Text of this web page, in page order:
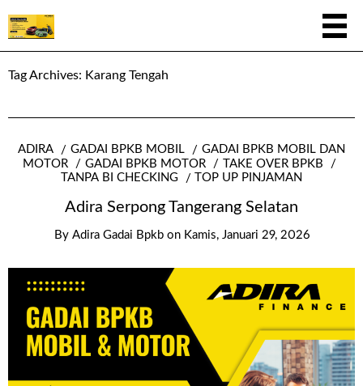
Tag Archives: Karang Tengah
ADIRA GADAI BPKB MOBIL
GADAI BPKB MOBIL DAN
MOTOR
GADAI BPKB MOTOR
TAKE OVER BPKB
TANPA BI CHECKING
TOP UP PINJAMAN
Adira Serpong Tangerang Selatan
By Adira Gadai Bpkb on Kamis, Januari 29, 2026